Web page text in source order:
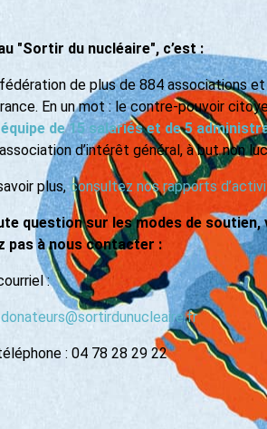
"Sortir du nucléaire", c’est :
de plus de 884 associations
En un mot : le contre-pouvoir
de 15 salariés et de 5
d’intérêt général, à but non
plus,consultez nos rapports
question sur les modes de
pas à nous contacter :
:
: 04 78 28 29 22